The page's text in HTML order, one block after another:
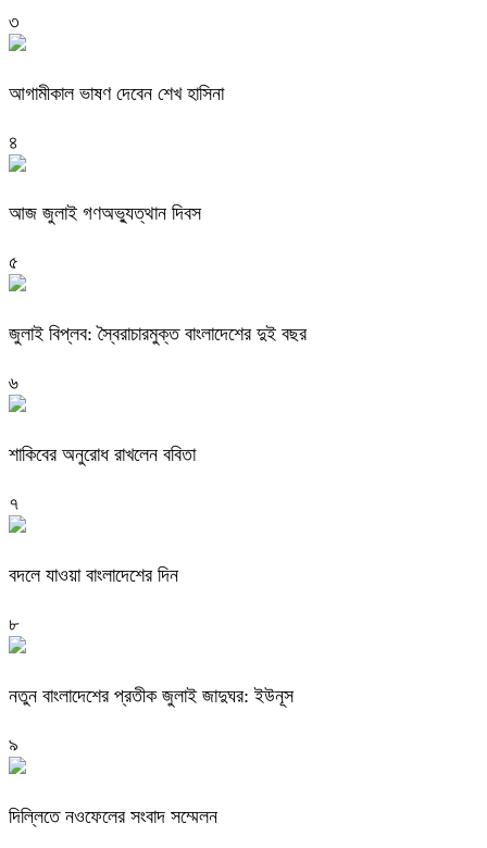
৩
আগামীকাল ভাষণ দেবেন শেখ হাসিনা
৪
আজ জুলাই গণঅভ্যুত্থান দিবস
৫
জুলাই বিপ্লব: স্বৈরাচারমুক্ত বাংলাদেশের দুই বছর
৬
শাকিবের অনুরোধ রাখলেন ববিতা
৭
বদলে যাওয়া বাংলাদেশের দিন
৮
নতুন বাংলাদেশের প্রতীক জুলাই জাদুঘর: ইউনূস
৯
দিল্লিতে নওফেলের সংবাদ সম্মেলন